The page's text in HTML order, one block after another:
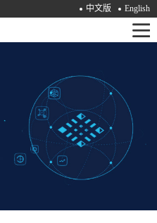
中文版 English